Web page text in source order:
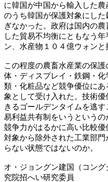
に韓国が中国から輸入した
のうち韓国が保護対象にし
ぎなかった。政府は国内の
した貿易不均衡にともなう
ン、水産物１０４億ウォンと
この程度の農畜水産業の保
体・ディスプレイ・鉄鋼・
類・化粧品など競争優位に
象として受け入れた。技術
きるゴールデンタイムを逃
易利益共有制をいうというの
競争力がはるかに高い比較
対象から除外された工業部
らない状態ではないのか。
オ・ジョングン建国（コン
究院招へい研究委員